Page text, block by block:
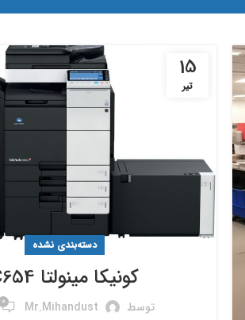
15
تیر
دسته‌بندی نشده
کونیکا مینولتا C654
توسط Mr.mihandust
0